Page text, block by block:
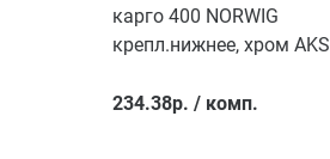
карго 400 NORWIG
крепл.нижнее, хром AKS
234.38р. / комп.